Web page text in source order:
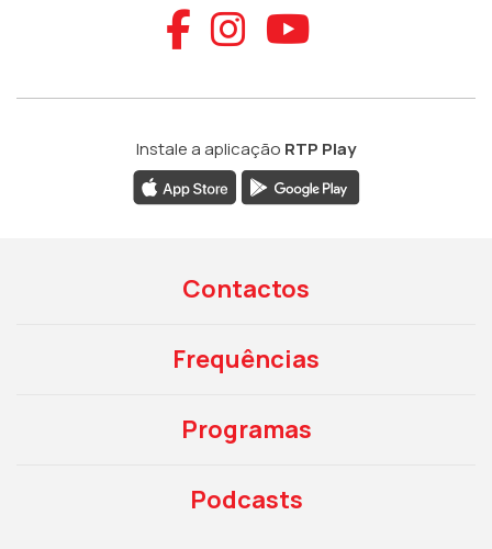
Aceder ao
Aceder ao
Aceder
Instale a aplicação RTP Play
Contactos
Frequências
Programas
Podcasts